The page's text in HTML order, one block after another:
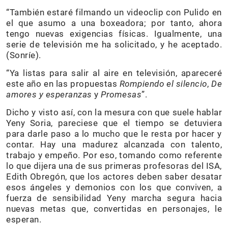
“También estaré filmando un videoclip con Pulido en
el que asumo a una boxeadora; por tanto, ahora
tengo nuevas exigencias físicas. Igualmente, una
serie de televisión me ha solicitado, y he aceptado.
(Sonríe).
“Ya listas para salir al aire en televisión, apareceré
este año en las propuestas Rompiendo el silencio, De
amores y esperanzas y Promesas”.
Dicho y visto así, con la mesura con que suele hablar
Yeny Soria, pareciese que el tiempo se detuviera
para darle paso a lo mucho que le resta por hacer y
contar. Hay una madurez alcanzada con talento,
trabajo y empeño. Por eso, tomando como referente
lo que dijera una de sus primeras profesoras del ISA,
Edith Obregón, que los actores deben saber desatar
esos ángeles y demonios con los que conviven, a
fuerza de sensibilidad Yeny marcha segura hacia
nuevas metas que, convertidas en personajes, le
esperan.